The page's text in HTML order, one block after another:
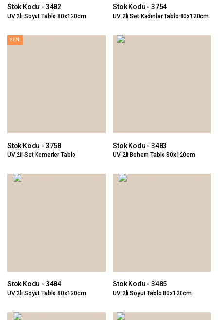
Stok Kodu - 3482
UV 2li Soyut Tablo 80x120cm
Stok Kodu - 3754
UV 2li Set Kadınlar Tablo 80x120cm
YENİ
Stok Kodu - 3758
UV 2li Set Kemerler Tablo
Stok Kodu - 3483
UV 2li Bohem Tablo 80x120cm
Stok Kodu - 3484
UV 2li Soyut Tablo 80x120cm
Stok Kodu - 3485
UV 2li Soyut Tablo 80x120cm